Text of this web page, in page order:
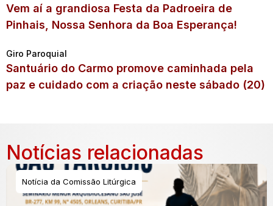
Vem aí a grandiosa Festa da Padroeira de
Pinhais, Nossa Senhora da Boa Esperança!
Giro Paroquial
Santuário do Carmo promove caminhada pela
paz e cuidado com a criação neste sábado (20)
Notícias relacionadas
Notícia da Comissão Litúrgica